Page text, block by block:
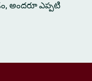
అందరూ ఎప్పటి